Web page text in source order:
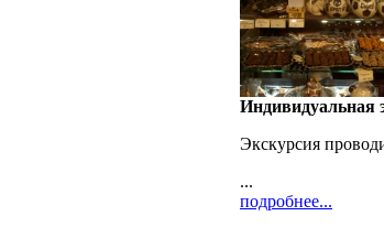
Индивидуальная
Экскурсия
...
подробнее...